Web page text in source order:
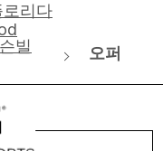
로리다
빌
오퍼